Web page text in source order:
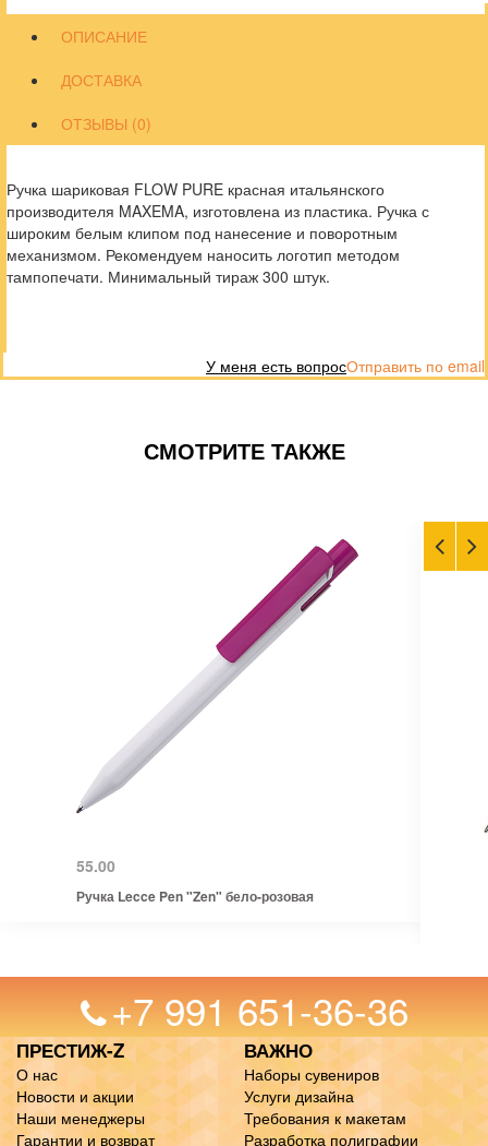
ОПИСАНИЕ
ДОСТАВКА
ОТЗЫВЫ (0)
Ручка шариковая FLOW PURE красная итальянского
производителя MAXEMA, изготовлена из пластика. Ручка с
широким белым клипом под нанесение и поворотным
механизмом. Рекомендуем наносить логотип методом
тампопечати. Минимальный тираж 300 штук.
Отправить по email
У меня есть вопрос
СМОТРИТЕ ТАКЖЕ
55.00
Ручка Lecce Pen "Zen" бело-розовая
+7 991 651-36-36
ПРЕСТИЖ-Z
О нас
Новости и акции
Наши менеджеры
Гарантии и возврат
ВАЖНО
Наборы сувениров
Услуги дизайна
Требования к макетам
Разработка полиграфии